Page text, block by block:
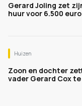
Gerard Joling zet
huur voor 6.500
Huizen
Zoon en dochter
vader Gerard Cox